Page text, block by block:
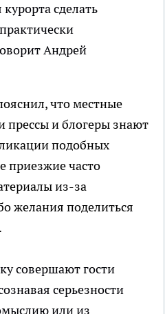
сделать
Андрей
что местные
прессы и блогеры знают
подобных
приезжие часто
из-за
желания поделиться
совершают гости
серьезности
или из